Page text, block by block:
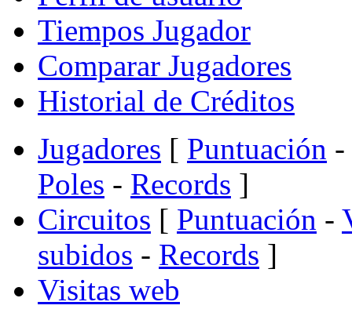
Tiempos Jugador
Comparar Jugadores
Historial de Créditos
Jugadores [ Puntuación -
Poles - Records ]
Circuitos [ Puntuación -
subidos - Records ]
Visitas web